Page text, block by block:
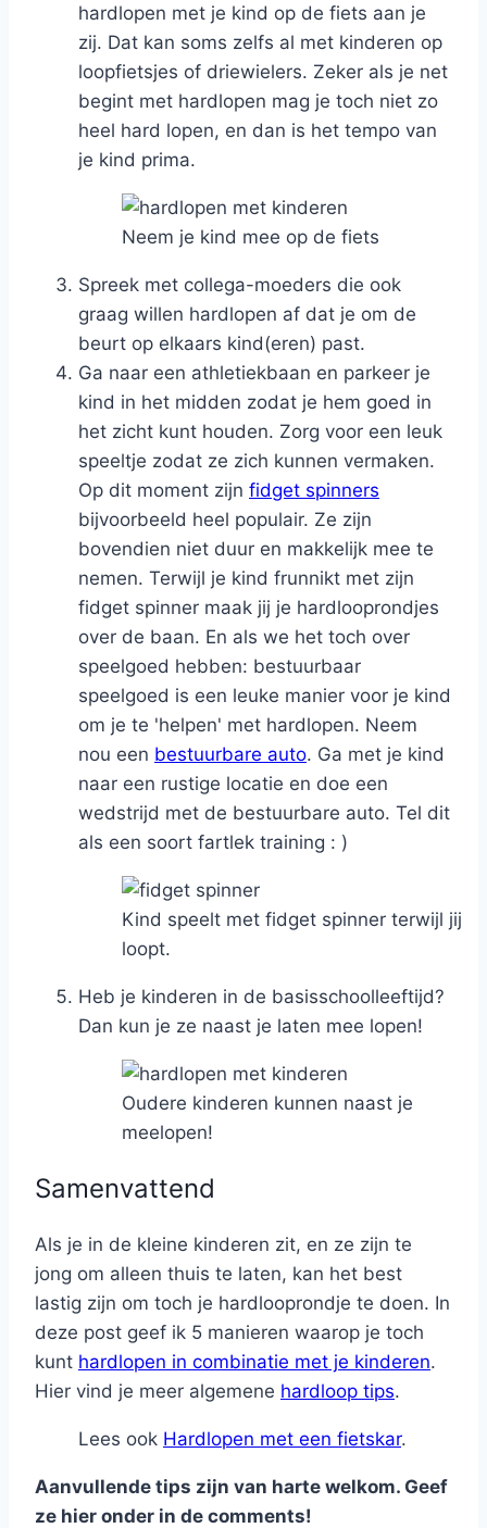
hardlopen met je kind op de fiets aan je
zij. Dat kan soms zelfs al met kinderen op
loopfietsjes of driewielers. Zeker als je net
begint met hardlopen mag je toch niet zo
heel hard lopen, en dan is het tempo van
je kind prima.
Neem je kind mee op de fiets
Spreek met collega-moeders die ook
graag willen hardlopen af dat je om de
beurt op elkaars kind(eren) past.
Ga naar een athletiekbaan en parkeer je
kind in het midden zodat je hem goed in
het zicht kunt houden. Zorg voor een leuk
speeltje zodat ze zich kunnen vermaken.
Op dit moment zijn fidget spinners
bijvoorbeeld heel populair. Ze zijn
bovendien niet duur en makkelijk mee te
nemen. Terwijl je kind frunnikt met zijn
fidget spinner maak jij je hardlooprondjes
over de baan. En als we het toch over
speelgoed hebben: bestuurbaar
speelgoed is een leuke manier voor je kind
om je te 'helpen' met hardlopen. Neem
nou een bestuurbare auto. Ga met je kind
naar een rustige locatie en doe een
wedstrijd met de bestuurbare auto. Tel dit
als een soort fartlek training : )
Kind speelt met fidget spinner terwijl jij
loopt.
Heb je kinderen in de basisschoolleeftijd?
Dan kun je ze naast je laten mee lopen!
Oudere kinderen kunnen naast je
meelopen!
Samenvattend
Als je in de kleine kinderen zit, en ze zijn te
jong om alleen thuis te laten, kan het best
lastig zijn om toch je hardlooprondje te doen. In
deze post geef ik 5 manieren waarop je toch
kunt hardlopen in combinatie met je kinderen.
Hier vind je meer algemene hardloop tips.
Lees ook Hardlopen met een fietskar.
Aanvullende tips zijn van harte welkom. Geef
ze hier onder in de comments!